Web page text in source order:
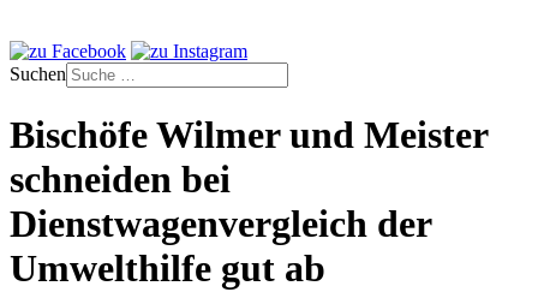
Suchen
Bischöfe Wilmer und Meister
schneiden bei
Dienstwagenvergleich der
Umwelthilfe gut ab